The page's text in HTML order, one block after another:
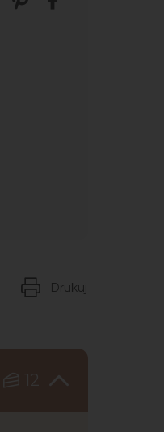
Zobacz nasze
Udostępnij
Drukuj
12